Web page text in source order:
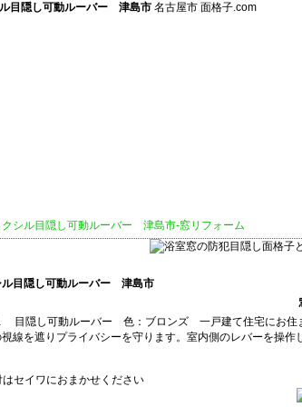
目隠し可動ルーバー 津島市 名古屋市 面格子.com
シル目隠し可動ルーバー 津島市-窓リフォーム
目隠し可動ルーバー 津島市
し可動ルーバー 色：ブロンズ 一戸建て住宅にお住ま
線を遮りプライバシーを守ります。室内側のレバーを操